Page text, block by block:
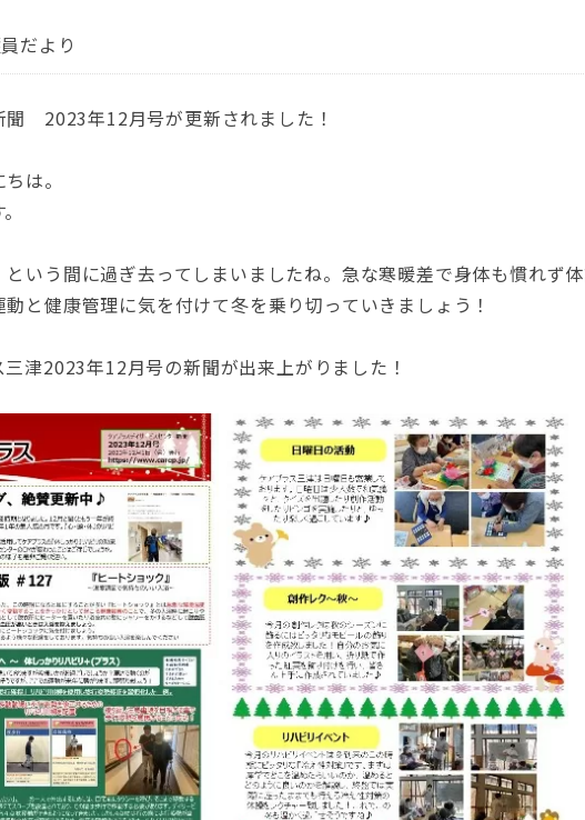
だより
聞 2023年12月号が更新されました！
は。
いう間に過ぎ去ってしまいましたね。急な寒暖差で身体も慣れず
と健康管理に気を付けて冬を乗り切っていきましょう！
津2023年12月号の新聞が出来上がりました！